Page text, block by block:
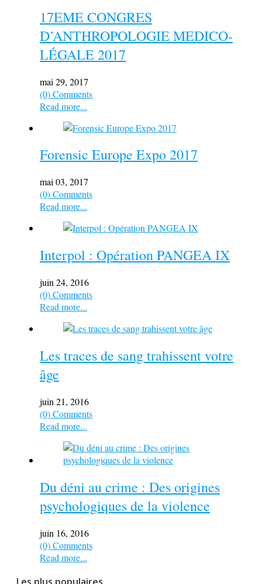
17EME CONGRES
D’ANTHROPOLOGIE MEDICO-
LÉGALE 2017
mai 29, 2017
(0) Comments
Read more...
Forensic Europe Expo 2017
mai 03, 2017
(0) Comments
Read more...
Interpol : Opération PANGEA IX
juin 24, 2016
(0) Comments
Read more...
Les traces de sang trahissent votre
âge
juin 21, 2016
(0) Comments
Read more...
Du déni au crime : Des origines
psychologiques de la violence
juin 16, 2016
(0) Comments
Read more...